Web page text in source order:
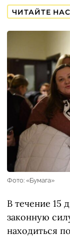
ЧИТАЙТЕ НАС
Фото: «Бумага»
В течение 15
законную
находиться